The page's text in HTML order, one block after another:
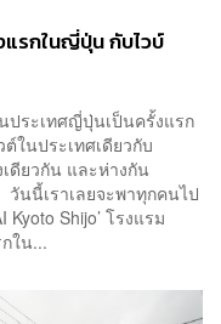
รกในญี่ปุ่น กับไวบ์
ประเทศญี่ปุ่นเป็นครั้งแรก
ในประเทศเดียวกับ
ดียวกัน และห่างกัน
นนี้เราเลยจะพาทุกคนไป
Shijo’ โรงแรม
ใน...